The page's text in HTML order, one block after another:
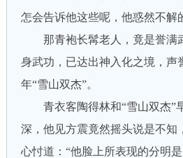
怎会告诉他这些呢，他惑然不解
那青袍长髯老人，竟是誉满
身武功，已达出神入化之境，声
年“雪山双杰”。
青衣客陶得林和“雪山双杰”
深，他见方震竟然摇头说是不知
心忖道：“他脸上所表现的分明